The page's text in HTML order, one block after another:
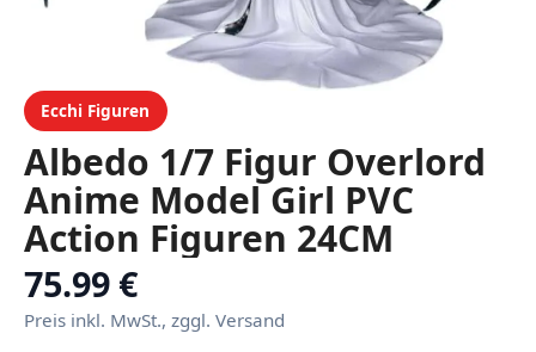
Ecchi Figuren
Albedo 1/7 Figur Overlord
Anime Model Girl PVC
Action Figuren 24CM
75.99 €
Preis inkl. MwSt., zggl. Versand